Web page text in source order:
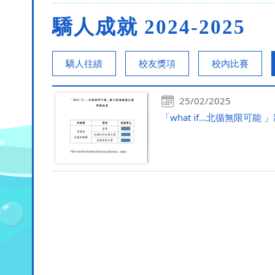
驕人成就 2024-2025
驕人往績 校友獎項 校內比賽
25/02/2025
「what if...北循無限可能